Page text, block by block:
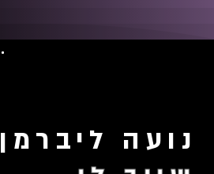
נועה ליברמן